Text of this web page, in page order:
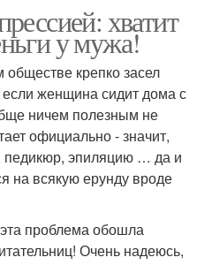
хватит
у мужа!
крепко засел
если женщина сидит дома с
ничем полезным не
официально - значит,
педикюр, эпиляцию … да и
на всякую ерунду вроде
проблема обошла
Очень надеюсь,